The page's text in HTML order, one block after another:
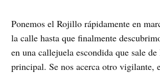
Ponemos el Rojillo rápidamente en
la calle hasta que finalmente
en una callejuela escondida que sale
principal. Se nos acerca otro vigilante,